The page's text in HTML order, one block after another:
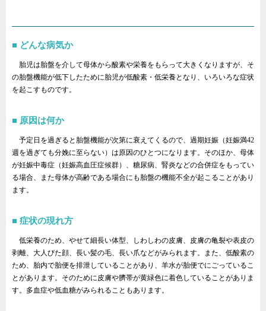
どんな病気か
胎児は胎盤を介して母体から酸素や栄養をもらって大きくなりますが、そ
の胎盤機能が低下したために胎児が低酸素・低栄養となり、いろいろな症状
を起こすものです。
原因は何か
予定日を過ぎると胎盤機能が次第に衰えてくるので、過期妊娠（妊娠満42
週を過ぎても分娩に至らない）は原因のひとつになります。そのほか、母体
が妊娠中毒症（妊娠高血圧症候群）、糖尿病、腎炎などの合併症をもってい
る場合、また母体が高齢である場合にも胎盤の機能不全が起こることがあり
ます。
症状の現れ方
低栄養のため、やせて細長い体型、しわしわの皮膚、皮膚の亀裂や表皮の
剥離、大人びた顔、長い髪の毛、長い爪などがみられます。また、低酸素の
ため、胎内で胎便を排泄していることがあり、羊水が胎便でにごっているこ
とがあります。そのために皮膚や臍帯が黄緑色に着色していることがありま
す。多血症や低血糖がみられることもあります。